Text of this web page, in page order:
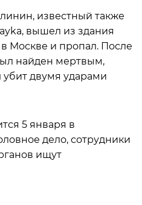
известный также
вышел из здания
в Москве и пропал. После
найден мертвым,
двумя ударами
5 января в
дело, сотрудники
ищут